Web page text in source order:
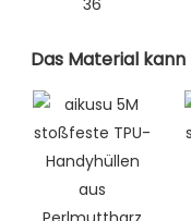
Das Material